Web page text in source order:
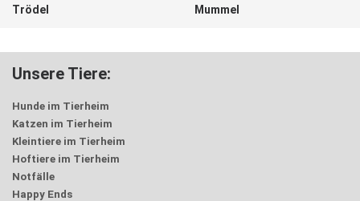
Trödel Mummel
Unsere Tiere:
Hunde im Tierheim
Katzen im Tierheim
Kleintiere im Tierheim
Hoftiere im Tierheim
Notfälle
Happy Ends